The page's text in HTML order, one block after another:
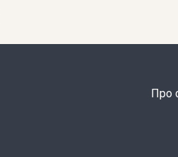
Про